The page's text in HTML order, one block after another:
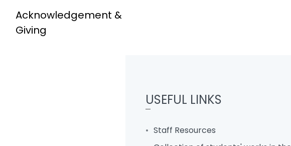
Acknowledgement &
Giving
USEFUL LINKS
Staff Resources